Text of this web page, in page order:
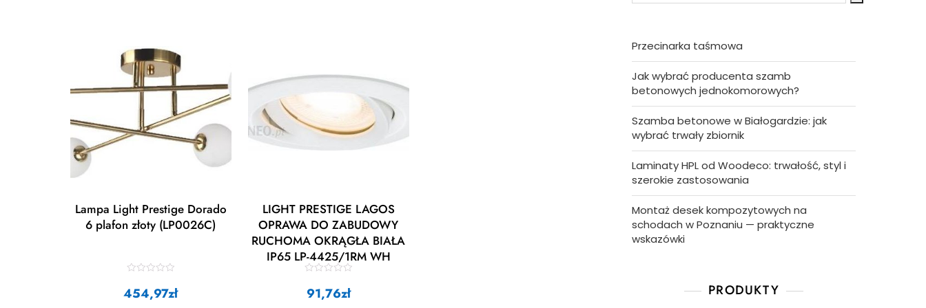
Lampa Light Prestige Dorado
6 plafon złoty (LP0026C)
a
t
454,97zł
LIGHT PRESTIGE LAGOS
OPRAWA DO ZABUDOWY
RUCHOMA OKRĄGŁA BIAŁA
IP65 LP-4425/1RM WH
LP44251RMWH
a
t91,76zł
Przecinarka taśmowa
Jak wybrać producenta szamb
betonowych jednokomorowych?
Szamba betonowe w Białogardzie: jak
wybrać trwały zbiornik
Laminaty HPL od Woodeco: trwałość, styl i
szerokie zastosowania
Montaż desek kompozytowych na
schodach w Poznaniu — praktyczne
wskazówki
PRODUKTY